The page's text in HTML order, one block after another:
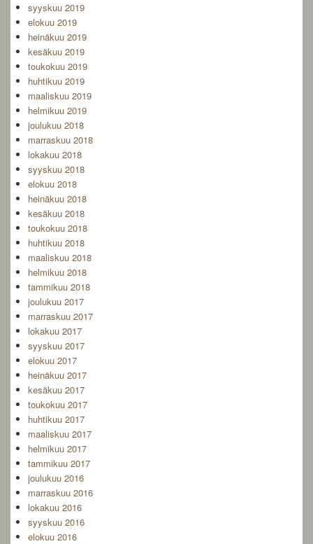
syyskuu 2019
elokuu 2019
heinäkuu 2019
kesäkuu 2019
toukokuu 2019
huhtikuu 2019
maaliskuu 2019
helmikuu 2019
joulukuu 2018
marraskuu 2018
lokakuu 2018
syyskuu 2018
elokuu 2018
heinäkuu 2018
kesäkuu 2018
toukokuu 2018
huhtikuu 2018
maaliskuu 2018
helmikuu 2018
tammikuu 2018
joulukuu 2017
marraskuu 2017
lokakuu 2017
syyskuu 2017
elokuu 2017
heinäkuu 2017
kesäkuu 2017
toukokuu 2017
huhtikuu 2017
maaliskuu 2017
helmikuu 2017
tammikuu 2017
joulukuu 2016
marraskuu 2016
lokakuu 2016
syyskuu 2016
elokuu 2016